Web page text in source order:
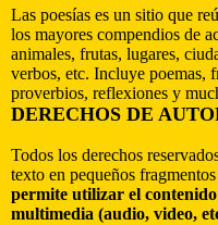
Las poesías es un sitio que
los mayores compendios de
animales, frutas, lugares,
verbos, etc. Incluye poemas,
proverbios, reflexiones y
DERECHOS DE
Todos los derechos
texto en pequeños
permite utilizar el
multimedia (audio, video,